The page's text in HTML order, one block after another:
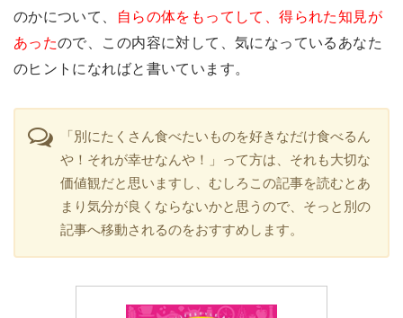
のかについて、
自らの体をもってして、得られた知見が
あったので、この内容に対して、気になっているあなた
のヒントになればと書いています。
「別にたくさん食べたいものを好きなだけ食べるん
や！それが幸せなんや！」って方は、それも大切な
価値観だと思いますし、むしろこの記事を読むとあ
まり気分が良くならないかと思うので、そっと別の
記事へ移動されるのをおすすめします。